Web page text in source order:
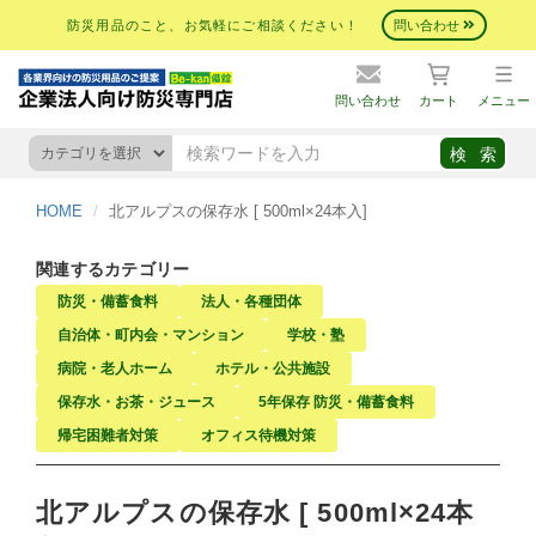
防災用品のこと、お気軽にご相談ください！ 問い合わせ
問い合わせ カート メニュー
HOME 北アルプスの保存水 [ 500ml×24本入]
関連するカテゴリー
防災・備蓄食料
法人・各種団体
自治体・町内会・マンション
学校・塾
病院・老人ホーム
ホテル・公共施設
保存水・お茶・ジュース
5年保存 防災・備蓄食料
帰宅困難者対策
オフィス待機対策
北アルプスの保存水 [ 500ml×24本